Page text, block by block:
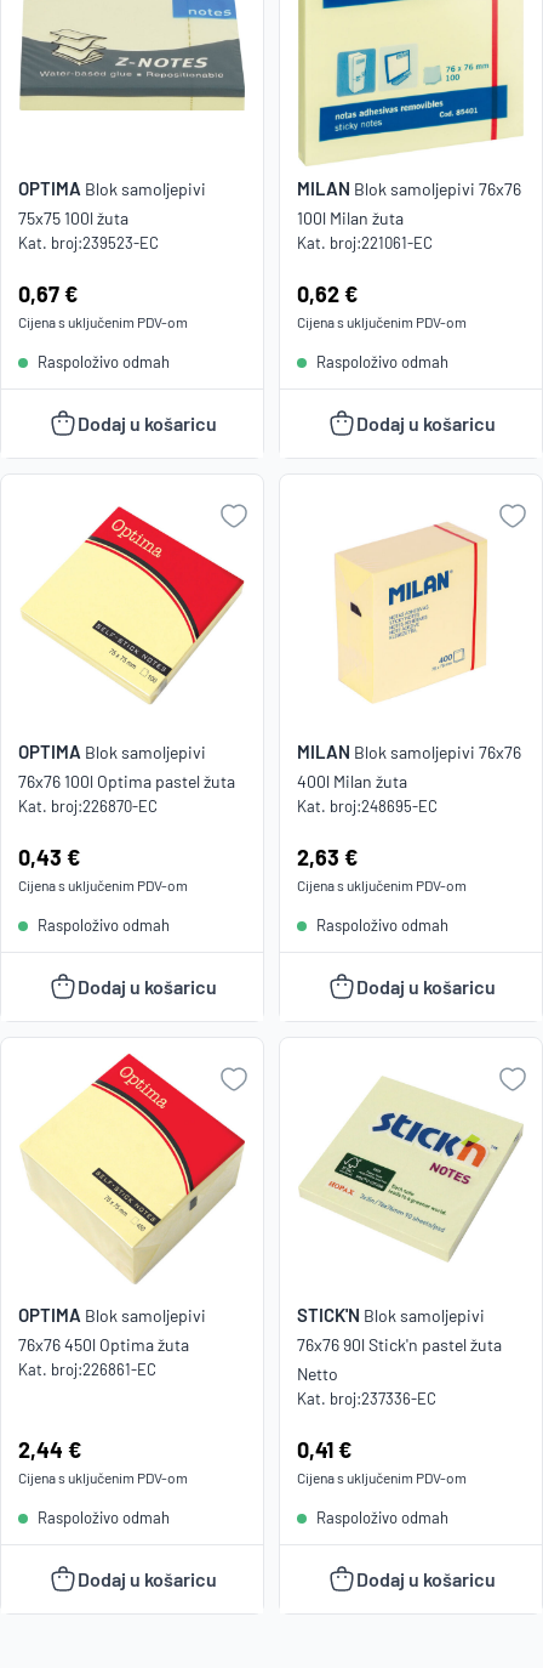
OPTIMA Blok samoljepivi
75x75 100l žuta
Kat. broj:239523-EC
Cijena:
0,67 €
Cijena s uključenim PDV-om
Raspoloživo odmah
Dodaj u košaricu
MILAN Blok samoljepivi 76x76
100l Milan žuta
Kat. broj:221061-EC
Cijena:
0,62 €
Cijena s uključenim PDV-om
Raspoloživo odmah
Dodaj u košaricu
OPTIMA Blok samoljepivi
76x76 100l Optima pastel žuta
Kat. broj:226870-EC
Cijena:
0,43 €
Cijena s uključenim PDV-om
Raspoloživo odmah
Dodaj u košaricu
MILAN Blok samoljepivi 76x76
400l Milan žuta
Kat. broj:248695-EC
Cijena:
2,63 €
Cijena s uključenim PDV-om
Raspoloživo odmah
Dodaj u košaricu
OPTIMA Blok samoljepivi
76x76 450l Optima žuta
Kat. broj:226861-EC
Cijena:
2,44 €
Cijena s uključenim PDV-om
Raspoloživo odmah
Dodaj u košaricu
STICK'N Blok samoljepivi
76x76 90l Stick'n pastel žuta
Netto
Kat. broj:237336-EC
Cijena:
0,41 €
Cijena s uključenim PDV-om
Raspoloživo odmah
Dodaj u košaricu